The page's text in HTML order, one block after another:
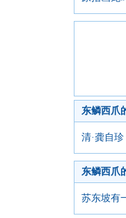
东鳞西爪
清·龚自
东鳞西爪
苏东坡有